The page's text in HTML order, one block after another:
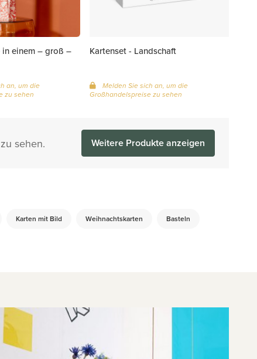
in einem – groß –
an, um die
zu sehen
Kartenset - Landschaft
Melden Sie sich an, um die
Großhandelspreise zu sehen
sehen. Weitere Produkte anzeigen
Karten mit Bild Weihnachtskarten Basteln